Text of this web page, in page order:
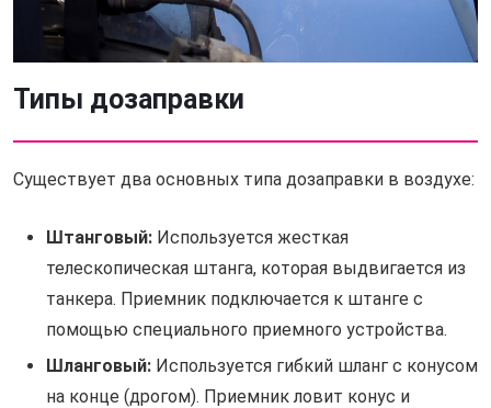
Типы дозаправки
Существует два основных типа дозаправки в воздухе:
Штанговый: Используется жесткая
телескопическая штанга, которая выдвигается из
танкера. Приемник подключается к штанге с
помощью специального приемного устройства.
Шланговый: Используется гибкий шланг с конусом
на конце (дрогом). Приемник ловит конус и